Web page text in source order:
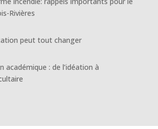
Rivières
peut tout changer
académique : de l’idéation à